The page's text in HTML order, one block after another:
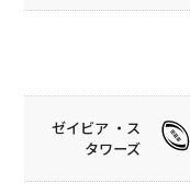
ゼイビア ・ス
タワーズ